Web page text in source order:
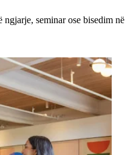
seminar ose bisedim në